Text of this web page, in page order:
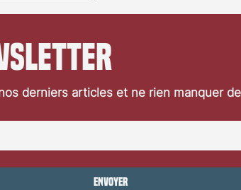
derniers articles et ne rien manquer
Envoyer